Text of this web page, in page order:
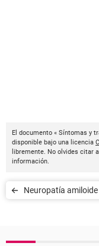
El documento « Síntomas y
disponible bajo una licencia
libremente. No olvides citar a
información.
Neuropatía amiloide